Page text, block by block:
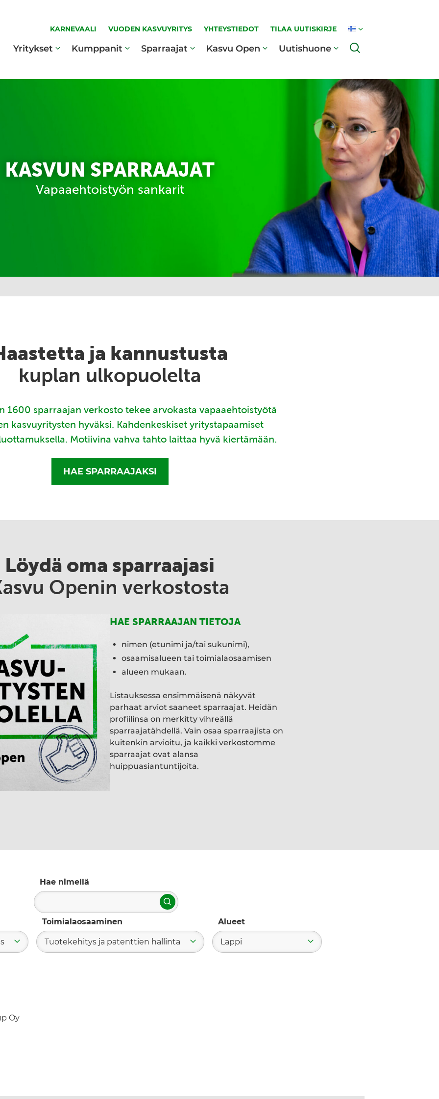
KARNEVAALI VUODEN KASVUYRITYS YHTEYSTIEDOT TILAA UUTISKIRJE
Yritykset Kumppanit Sparraajat Kasvu Open Uutishuone
KASVUN SPARRAAJAT
Vapaaehtoistyön sankarit
ja kannustusta
kuplan ulkopuolelta
1600 sparraajan verkosto tekee arvokasta vapaaehtoistyötä
kasvuyritysten hyväksi. Kahdenkeskiset yritystapaamiset
Motiivina vahva tahto laittaa hyvä kiertämään.
HAE SPARRAAJAKSI
Löydä oma sparraajasi
Openin verkostosta
HAE SPARRAAJAN TIETOJA
nimen (etunimi ja/tai sukunimi),
osaamisalueen tai toimialaosaamisen
alueen mukaan.
Listauksessa ensimmäisenä näkyvät
parhaat arviot saaneet sparraajat. Heidän
profiilinsa on merkitty vihreällä
sparraajatähdellä. Vain osaa sparraajista on
kuitenkin arvioitu, ja kaikki verkostomme
sparraajat ovat alansa
huippuasiantuntijoita.
Hae nimellä
Hae
Toimialaosaaminen
Tuotekehitys ja patenttien hallinta
Alueet
Lappi
Oy